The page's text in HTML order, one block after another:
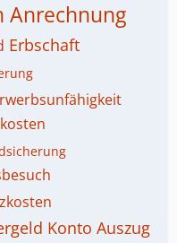
Anrechnung
Erbschaft
Konto Auszug